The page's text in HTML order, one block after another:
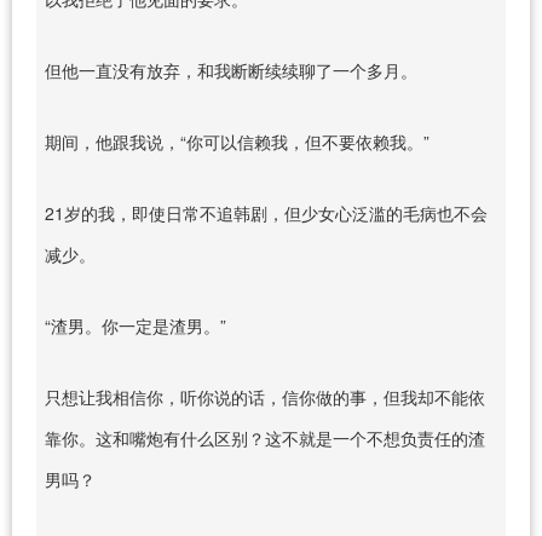
但他一直没有放弃，和我断断续续聊了一个多月。
期间，他跟我说，“你可以信赖我，但不要依赖我。”
21岁的我，即使日常不追韩剧，但少女心泛滥的毛病也不会
减少。
“渣男。你一定是渣男。”
只想让我相信你，听你说的话，信你做的事，但我却不能依
靠你。这和嘴炮有什么区别？这不就是一个不想负责任的渣
男吗？